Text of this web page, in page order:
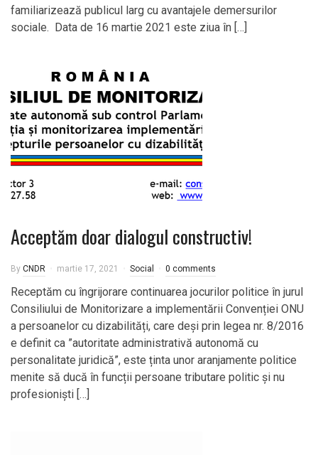
familiarizează publicul larg cu avantajele demersurilor
sociale. Data de 16 martie 2021 este ziua în […]
Acceptăm doar dialogul constructiv!
By CNDR martie 17, 2021 Social 0 comments
Receptăm cu îngrijorare continuarea jocurilor politice în jurul
Consiliului de Monitorizare a implementării Convenției ONU
a persoanelor cu dizabilități, care deși prin legea nr. 8/2016
e definit ca ”autoritate administrativă autonomă cu
personalitate juridică”, este ținta unor aranjamente politice
menite să ducă în funcții persoane tributare politic și nu
profesioniști […]